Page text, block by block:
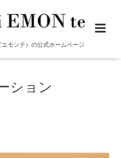
モンテ）の公式ホームページ
ション